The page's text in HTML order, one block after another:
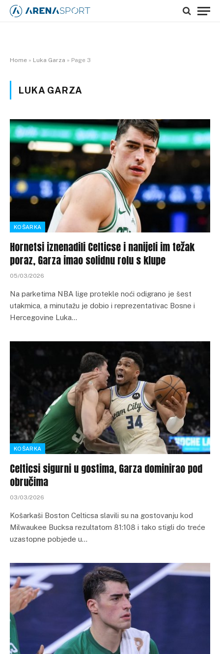
Home » Luka Garza » Page 3
LUKA GARZA
KOŠARKA
Hornetsi iznenadili Celticse i nanijeli im težak
poraz, Garza imao solidnu rolu s klupe
05/03/2026
Na parketima NBA lige protekle noći odigrano je šest
utakmica, a minutažu je dobio i reprezentativac Bosne i
Hercegovine Luka…
KOŠARKA
Celticsi sigurni u gostima, Garza dominirao pod
obručima
03/03/2026
Košarkaši Boston Celticsa slavili su na gostovanju kod
Milwaukee Bucksa rezultatom 81:108 i tako stigli do treće
uzastopne pobjede u…